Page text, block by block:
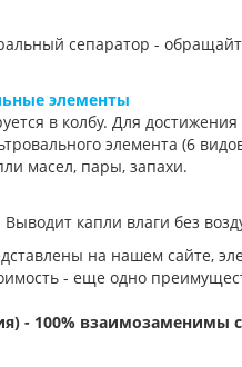
сепаратор -
элементы
в колбу. Для
элемента (6
масел, пары, запахи.
Выводит капли влаги без
на нашем сайте,
- еще одно
- 100% взаимозаменимы